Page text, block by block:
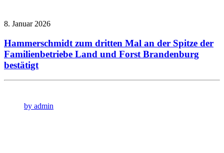
8. Januar 2026
Hammerschmidt zum dritten Mal an der Spitze der
Familienbetriebe Land und Forst Brandenburg
bestätigt
by admin